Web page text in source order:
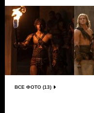
ВСЕ ФОТО (13)